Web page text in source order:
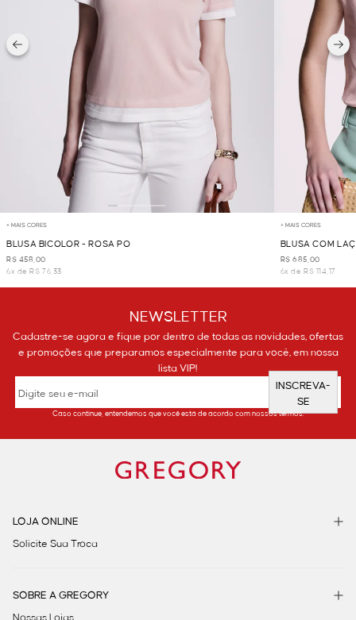
+ MAIS CORES
BLUSA BICOLOR - ROSA PO
R$ 458,00
6x de R$ 76,33
+ MAIS CORES
BLUSA COM
R$ 685,00
6x de R$ 114,17
NEWSLETTER
Cadastre-se agora e fique por dentro de todas as novidades, ofertas
e promoções que preparamos especialmente para você, em nossa
lista VIP!
INSCREVA-
SE
Caso continue, entendemos que você está de acordo com nossos termos.
LOJA ONLINE
Solicite Sua Troca
SOBRE A GREGORY